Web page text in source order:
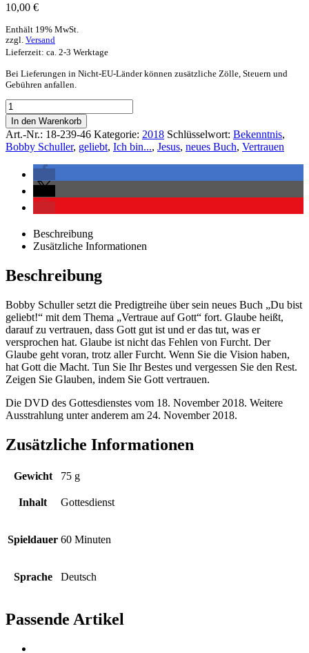
10,00 €
Enthält 19% MwSt.
zzgl. Versand
Lieferzeit: ca. 2-3 Werktage
Bei Lieferungen in Nicht-EU-Länder können zusätzliche Zölle, Steuern und
Gebühren anfallen.
In den Warenkorb
Art.-Nr.: 18-239-46 Kategorie: 2018 Schlüsselwort: Bekenntnis,
Bobby Schuller, geliebt, Ich bin..., Jesus, neues Buch, Vertrauen
Beschreibung
Zusätzliche Informationen
Beschreibung
Bobby Schuller setzt die Predigtreihe über sein neues Buch „Du bist
geliebt!“ mit dem Thema „Vertraue auf Gott“ fort. Glaube heißt,
darauf zu vertrauen, dass Gott gut ist und er das tut, was er
versprochen hat. Glaube ist nicht das Fehlen von Furcht. Der
Glaube geht voran, trotz aller Furcht. Wenn Sie die Vision haben,
hat Gott die Macht. Tun Sie Ihr Bestes und vergessen Sie den Rest.
Zeigen Sie Glauben, indem Sie Gott vertrauen.
Die DVD des Gottesdienstes vom 18. November 2018. Weitere
Ausstrahlung unter anderem am 24. November 2018.
Zusätzliche Informationen
Gewicht 75 g
Inhalt Gottesdienst
Spieldauer 60 Minuten
Sprache Deutsch
Passende Artikel